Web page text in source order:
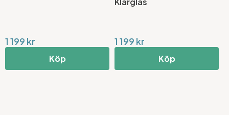
1 199 kr
Köp
1 199 kr
Köp